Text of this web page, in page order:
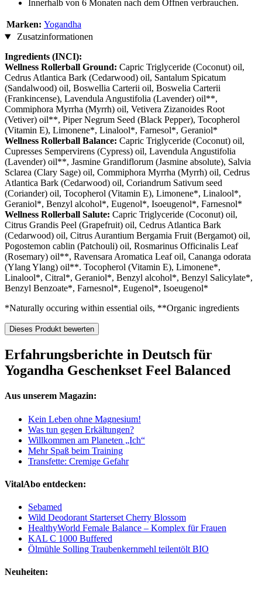
Innerhalb von 6 Monaten nach dem Öffnen verbrauchen.
Marken: Yogandha
Zusatzinformationen
Ingredients (INCI):
Wellness Rollerball Ground: Capric Triglyceride (Coconut) oil,
Cedrus Atlantica Bark (Cedarwood) oil, Santalum Spicatum
(Sandalwood) oil, Boswellia Carterii oil, Boswelia Carterii
(Frankincense), Lavendula Angustifolia (Lavender) oil**,
Commiphora Myrrha (Myrrh) oil, Vetivera Zizanoides Root
(Vetiver) oil**, Piper Negrum Seed (Black Pepper), Tocopherol
(Vitamin E), Limonene*, Linalool*, Farnesol*, Geraniol*
Wellness Rollerball Balance: Capric Triglyceride (Coconut) oil,
Cupresses Sempervirens (Cypress) oil, Lavendula Angustifolia
(Lavender) oil**, Jasmine Grandiflorum (Jasmine absolute), Salvia
Sclarea (Clary Sage) oil, Commiphora Myrrha (Myrrh) oil, Cedrus
Atlantica Bark (Cedarwood) oil, Coriandrum Sativum seed
(Coriander) oil, Tocopherol (Vitamin E), Limonene*, Linalool*,
Geraniol*, Benzyl alcohol*, Eugenol*, Isoeugenol*, Farnesnol*
Wellness Rollerball Salute: Capric Triglyceride (Coconut) oil,
Citrus Grandis Peel (Grapefruit) oil, Cedrus Atlantica Bark
(Cedarwood) oil, Citrus Aurantium Bergamia Fruit (Bergamot) oil,
Pogostemon cablin (Patchouli) oil, Rosmarinus Officinalis Leaf
(Rosemary) oil**, Ravensara Aromatica Leaf oil, Cananga odorata
(Ylang Ylang) oil**. Tocopherol (Vitamin E), Limonene*,
Linalool*, Citral*, Geraniol*, Benzyl alcohol*, Benzyl Salicylate*,
Benzyl Benzoate*, Farnesnol*, Eugenol*, Isoeugenol*
*Naturally occuring within essential oils, **Organic ingredients
Dieses Produkt bewerten
Erfahrungsberichte in Deutsch für
Yogandha Geschenkset Feel Balanced
Aus unserem Magazin:
Kein Leben ohne Magnesium!
Was tun gegen Erkältungen?
Willkommen am Planeten „Ich“
Mehr Spaß beim Training
Transfette: Cremige Gefahr
VitalAbo entdecken:
Sebamed
Wild Deodorant Starterset Cherry Blossom
HealthyWorld Female Balance – Komplex für Frauen
KAL C 1000 Buffered
Ölmühle Solling Traubenkernmehl teilentölt BIO
Neuheiten: